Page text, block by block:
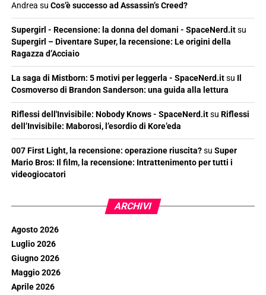
Andrea su Cos’è successo ad Assassin’s Creed?
Supergirl - Recensione: la donna del domani - SpaceNerd.itsu
Supergirl – Diventare Super, la recensione: Le origini della
Ragazza d’Acciaio
La saga di Mistborn: 5 motivi per leggerla - SpaceNerd.itsu Il
Cosmoverso di Brandon Sanderson: una guida alla lettura
Riflessi dell'Invisibile: Nobody Knows - SpaceNerd.itsu Riflessi
dell’Invisibile: Maborosi, l’esordio di Kore’eda
007 First Light, la recensione: operazione riuscita?su Super
Mario Bros: Il film, la recensione: Intrattenimento per tutti i
videogiocatori
ARCHIVI
Agosto 2026
Luglio 2026
Giugno 2026
Maggio 2026
Aprile 2026